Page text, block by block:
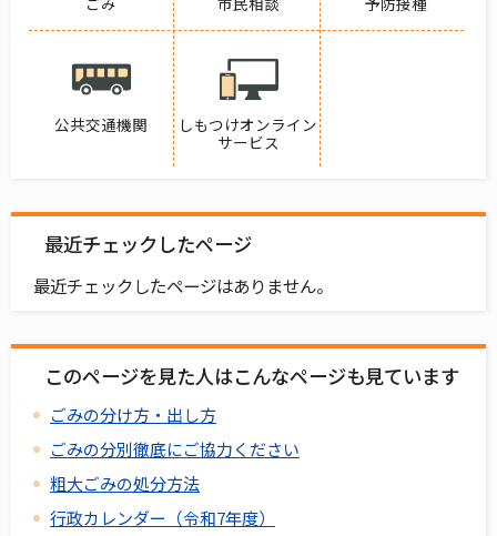
公共交通機関
しもつけオンライン
サービス
最近チェックしたページ
最近チェックしたページはありません。
このページを見た人はこんなページも見ています
ごみの分け方・出し方
ごみの分別徹底にご協力ください
粗大ごみの処分方法
行政カレンダー（令和7年度）